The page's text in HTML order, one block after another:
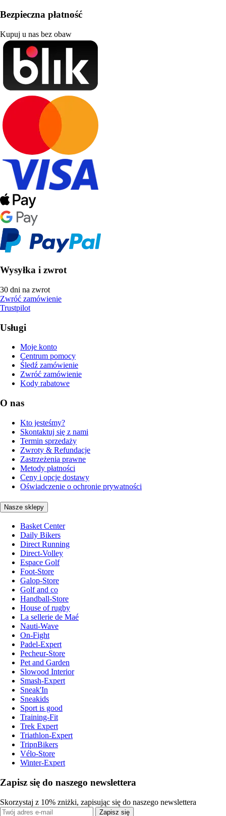
Bezpieczna płatność
Kupuj u nas bez obaw
Wysyłka i zwrot
30 dni na zwrot
Zwróć zamówienie
Trustpilot
Usługi
Moje konto
Centrum pomocy
Śledź zamówienie
Zwróć zamówienie
Kody rabatowe
O nas
Kto jesteśmy?
Skontaktuj się z nami
Termin sprzedaży
Zwroty & Refundacje
Zastrzeżenia prawne
Metody płatności
Ceny i opcje dostawy
Oświadczenie o ochronie prywatności
Nasze sklepy
Basket Center
Daily Bikers
Direct Running
Direct-Volley
Espace Golf
Foot-Store
Galop-Store
Golf and co
Handball-Store
House of rugby
La sellerie de Maé
Nauti-Wave
On-Fight
Padel-Expert
Pecheur-Store
Pet and Garden
Slowood Interior
Smash-Expert
Sneak'In
Sneakids
Sport is good
Training-Fit
Trek Expert
Triathlon-Expert
TripnBikers
Vélo-Store
Winter-Expert
Zapisz się do naszego newslettera
Skorzystaj z 10% zniżki, zapisując się do naszego newslettera
Zapisz się